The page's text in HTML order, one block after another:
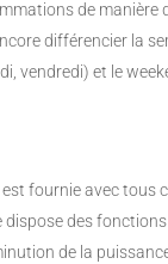
de manière
différencier la
vendredi) et le
fournie avec tous
dispose des
de la